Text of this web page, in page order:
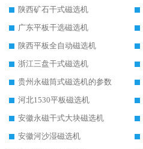
陕西矿石干式磁选机
广东平板干选磁选机
陕西平板全自动磁选机
浙江三盘干式磁选机
贵州永磁筒式磁选机的参数
河北1530平板磁选机
安徽永磁干式大块磁选机
安徽河沙湿磁选机